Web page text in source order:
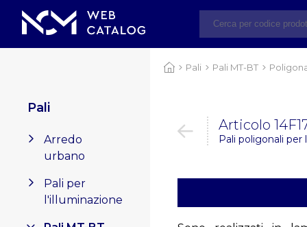
Pali
Arredo
urbano
Pali per
l'illuminazione
Pali Pali MT-BT
Articolo
Pali poligonali